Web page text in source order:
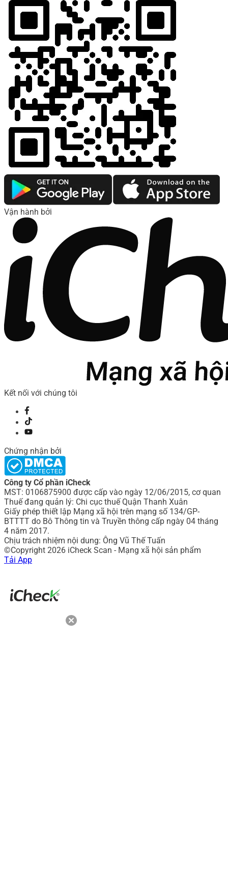
Vận hành bởi
Kết nối với chúng tôi
Chứng nhận bởi
Công ty Cổ phần iCheck
MST: 0106875900 được cấp vào ngày 12/06/2015, cơ quan
Thuế đang quản lý: Chi cục thuế Quận Thanh Xuân
Giấy phép thiết lập Mạng xã hội trên mạng số 134/GP-
BTTTT do Bô Thông tin và Truyền thông cấp ngày 04 tháng
4 năm 2017.
Chịu trách nhiệm nội dung: Ông Vũ Thế Tuấn
©Copyright 2026 iCheck Scan - Mạng xã hội sản phẩm
Tải App